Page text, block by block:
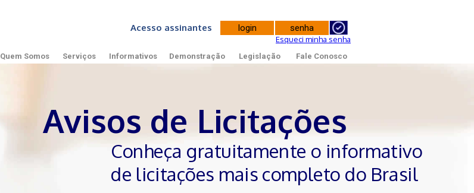
Acesso assinantes
Esqueci minha senha
Quem Somos Serviços Informativos Demonstração Legislação Fale Conosco
Avisos de Licitações
Conheça gratuitamente o informativo
de licitações mais completo do Brasil